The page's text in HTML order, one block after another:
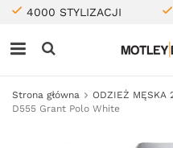
4000 STYLIZACJI
Strona główna ODZIEŻ MĘSKA
D555 Grant Polo White